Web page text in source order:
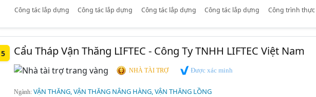
Công tác lắp dựng Công tác lắp dựng Công tác lắp dựng Công tác lắp dựng Công trình
5 Cẩu Tháp Vận Thăng LIFTEC - Công Ty TNHH LIFTEC Việt Nam
NHÀ TÀI TRỢ Được xác minh
Ngành: VẬN THĂNG, VẬN THĂNG NÂNG HÀNG, VẬN THĂNG LỒNG